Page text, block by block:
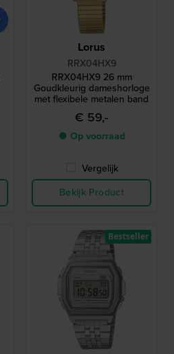
Lorus
RRX04HX9
RRX04HX9 26 mm
Goudkleurig dameshorloge
met flexibele metalen band
€ 59,-
● Op voorraad
Vergelijk
Bekijk Product
Bestseller